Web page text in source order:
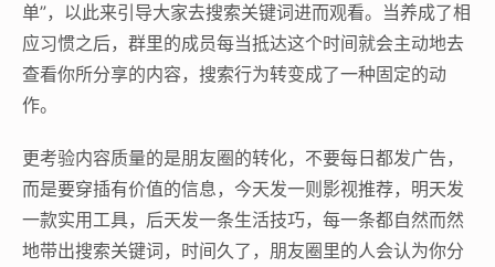
单”，以此来引导大家去搜索关键词进而观看。当养成了相
应习惯之后，群里的成员每当抵达这个时间就会主动地去
查看你所分享的内容，搜索行为转变成了一种固定的动
作。
更考验内容质量的是朋友圈的转化，不要每日都发广告，
而是要穿插有价值的信息，今天发一则影视推荐，明天发
一款实用工具，后天发一条生活技巧，每一条都自然而然
地带出搜索关键词，时间久了，朋友圈里的人会认为你分